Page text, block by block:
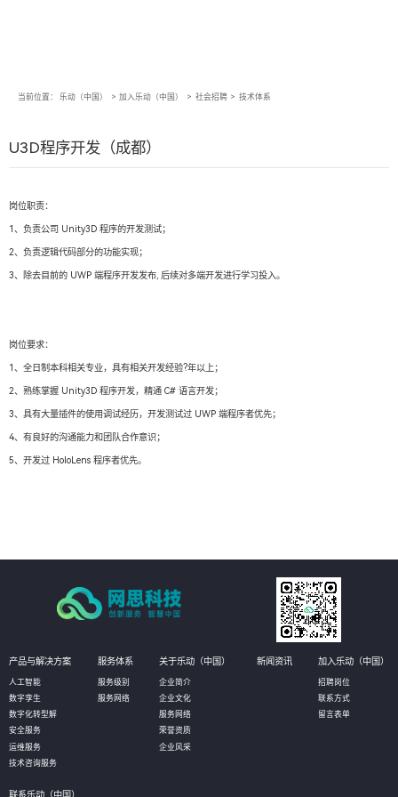
当前位置： 乐动（中国） > 加入乐动（中国） > 社会招聘 > 技术体系
U3D程序开发（成都）
岗位职责：
1、负责公司 Unity3D 程序的开发测试；
2、负责逻辑代码部分的功能实现；
3、除去目前的 UWP 端程序开发发布, 后续对多端开发进行学习投入。
岗位要求：
1、全日制本科相关专业，具有相关开发经验?年以上；
2、熟练掌握 Unity3D 程序开发，精通 C# 语言开发；
3、具有大量插件的使用调试经历，开发测试过 UWP 端程序者优先；
4、有良好的沟通能力和团队合作意识；
5、开发过 HoloLens 程序者优先。
产品与解决方案
人工智能
数字孪生
数字化转型解
安全服务
运维服务
技术咨询服务
服务体系
服务级别
服务网络
关于乐动（中国）
企业简介
企业文化
服务网络
荣誉资质
企业风采
新闻资讯 加入乐动（中国）
招聘岗位
联系方式
留言表单
联系乐动（中国）